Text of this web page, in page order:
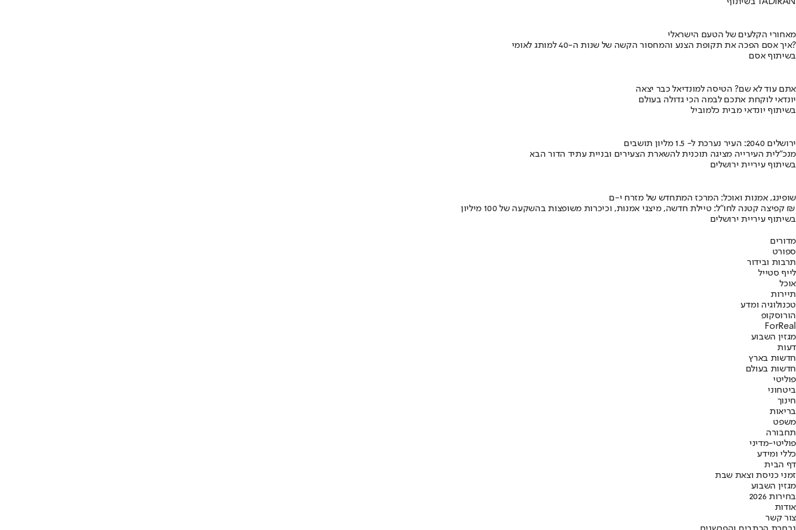
מאחורי הקלעים של הטעם הישראלי
איך אסם הפכה את תקופת הצנע והמחסור הקשה של שנות ה-40 למותג לאומי?
בשיתוף אסם
אתם עוד לא שם? הטיסה למונדיאל כבר יצאה
יונדאי לוקחת אתכם לבמה הכי גדולה בעולם
בשיתוף יונדאי מבית כלמוביל
ירושלים 2040: העיר נערכת ל- 1.5 מליון תושבים
מנכ"לית העירייה מציגה תוכנית להשארת הצעירים ובניית עתיד הדור הבא
בשיתוף עיריית ירושלים
שופינג, אמנות ואוכל: המרכז המתחדש של מזרח י-ם
קפיצה קטנה לחו"ל: טיילת חדשה, מיצגי אמנות, וכיכרות משופצות בהשקעה של 100 מיליון ₪
בשיתוף עיריית ירושלים
מדורים
ספורט
תרבות ובידור
לייף סטייל
אוכל
תיירות
טכנולוגיה ומדע
הורוסקופ
ForReal
מגזין השבוע
דעות
חדשות בארץ
חדשות בעולם
פוליטי
ביטחוני
חינוך
בריאות
משפט
תחבורה
פוליטי-מדיני
כללי ומידע
דף הבית
זמני כניסת וצאת שבת
מגזין השבוע
בחירות 2026
אודות
צור קשר